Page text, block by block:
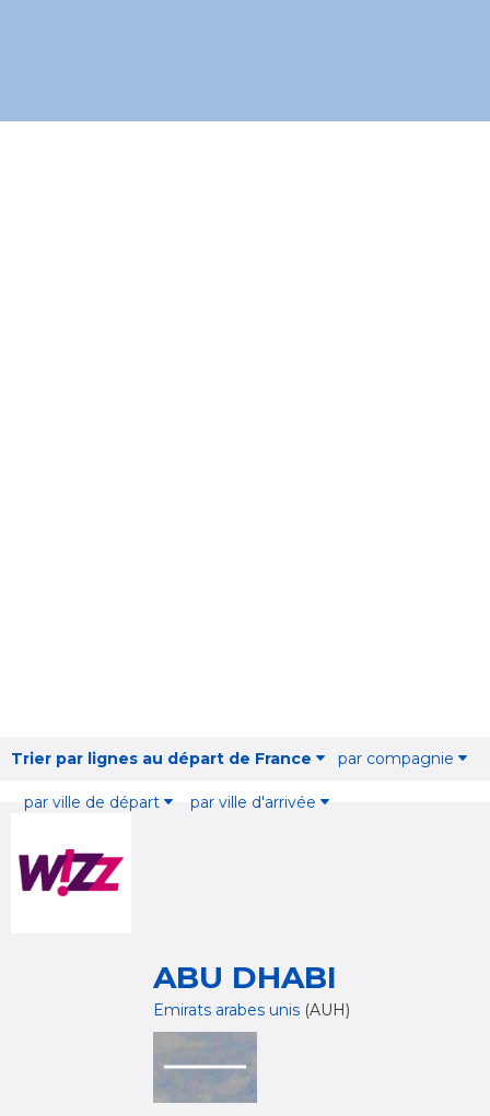
Trier par lignes au départ de France par compagnie
par ville de départ par ville d'arrivée
ABU DHABI
Emirats arabes unis (AUH)